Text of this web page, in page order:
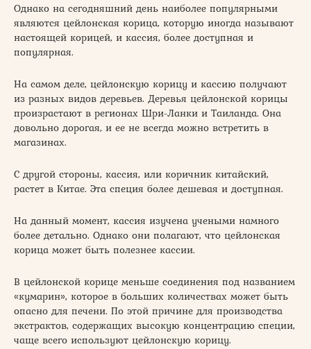
Однако на сегодняшний день наиболее популярными
являются цейлонская корица, которую иногда называют
настоящей корицей, и кассия, более доступная и
популярная.
На самом деле, цейлонскую корицу и кассию получают
из разных видов деревьев. Деревья цейлонской корицы
произрастают в регионах Шри-Ланки и Таиланда. Она
довольно дорогая, и ее не всегда можно встретить в
магазинах.
С другой стороны, кассия, или коричник китайский,
растет в Китае. Эта специя более дешевая и доступная.
На данный момент, кассия изучена учеными намного
более детально. Однако они полагают, что цейлонская
корица может быть полезнее кассии.
В цейлонской корице меньше соединения под названием
«кумарин», которое в больших количествах может быть
опасно для печени. По этой причине для производства
экстрактов, содержащих высокую концентрацию специи,
чаще всего используют цейлонскую корицу.